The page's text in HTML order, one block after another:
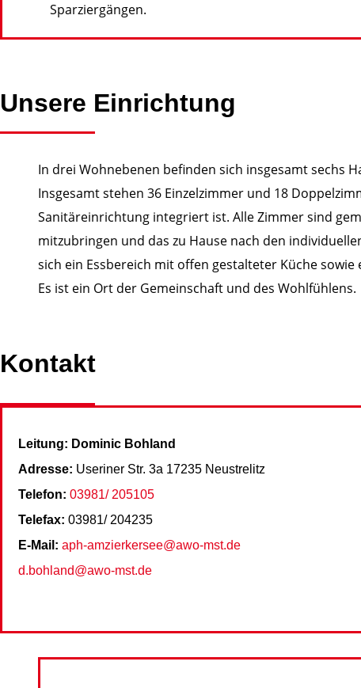
Sparziergängen.
Unsere Einrichtung
In drei Wohnebenen befinden sich insgesamt sechs
Insgesamt stehen 36 Einzelzimmer und 18
Sanitäreinrichtung integriert ist. Alle Zimmer sind
mitzubringen und das zu Hause nach den
sich ein Essbereich mit offen gestalteter Küche
Es ist ein Ort der Gemeinschaft und des Wohlfühlens.
Kontakt
Leitung: Dominic Bohland
Adresse: Useriner Str. 3a 17235 Neustrelitz
Telefon: 03981/ 205105
Telefax: 03981/ 204235
E-Mail: aph-amzierkersee@awo-mst.de
d.bohland@awo-mst.de